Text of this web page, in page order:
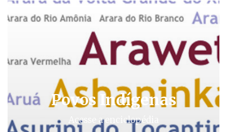
Povos Indígenas
Acesse a enciclopédia